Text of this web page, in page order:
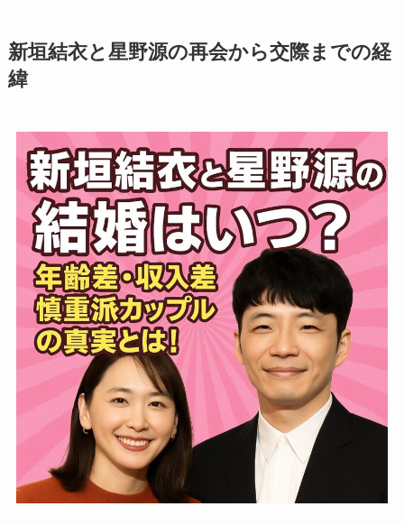
新垣結衣と星野源の再会から交際までの経
緯